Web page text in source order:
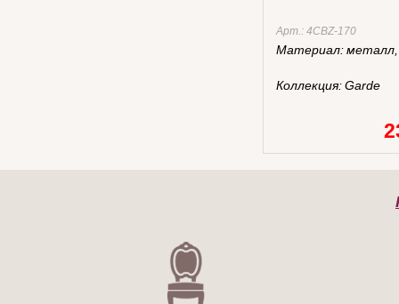
Арт.: 4CBZ-170
Материал:
Коллекция:Garde